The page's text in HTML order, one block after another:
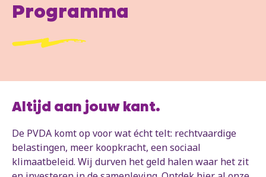
Programma
Altijd aan jouw kant.
De PVDA komt op voor wat écht telt: rechtvaardige
belastingen, meer koopkracht, een sociaal
klimaatbeleid. Wij durven het geld halen waar het zit